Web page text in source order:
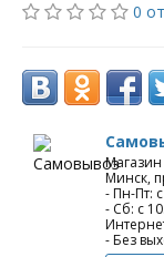
0
Минск,
- Пн-Пт:
- Сб: с
- Без